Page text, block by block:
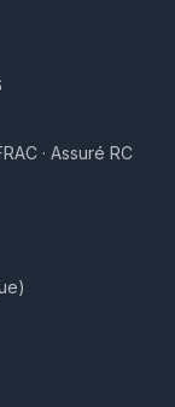
· Assuré RC